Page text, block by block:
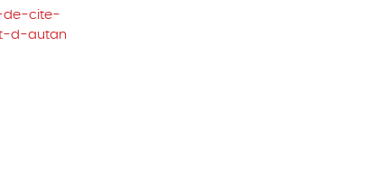
de-cite-
d-autan